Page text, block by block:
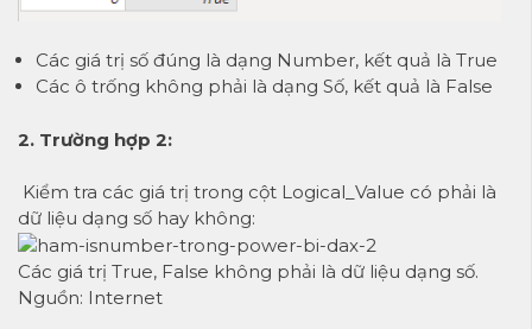
Các giá trị số đúng là dạng Number, kết quả là True
Các ô trống không phải là dạng Số, kết quả là False
2. Trường hợp 2:
Kiểm tra các giá trị trong cột Logical_Value có phải là
dữ liệu dạng số hay không:
Các giá trị True, False không phải là dữ liệu dạng số.
Nguồn: Internet